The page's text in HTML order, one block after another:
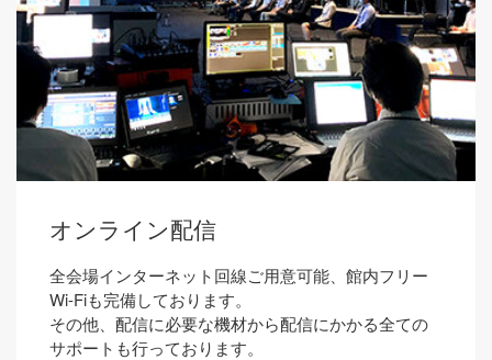
オンライン配信
全会場インターネット回線ご用意可能、館内フリー
Wi-Fiも完備しております。
その他、配信に必要な機材から配信にかかる全ての
サポートも行っております。